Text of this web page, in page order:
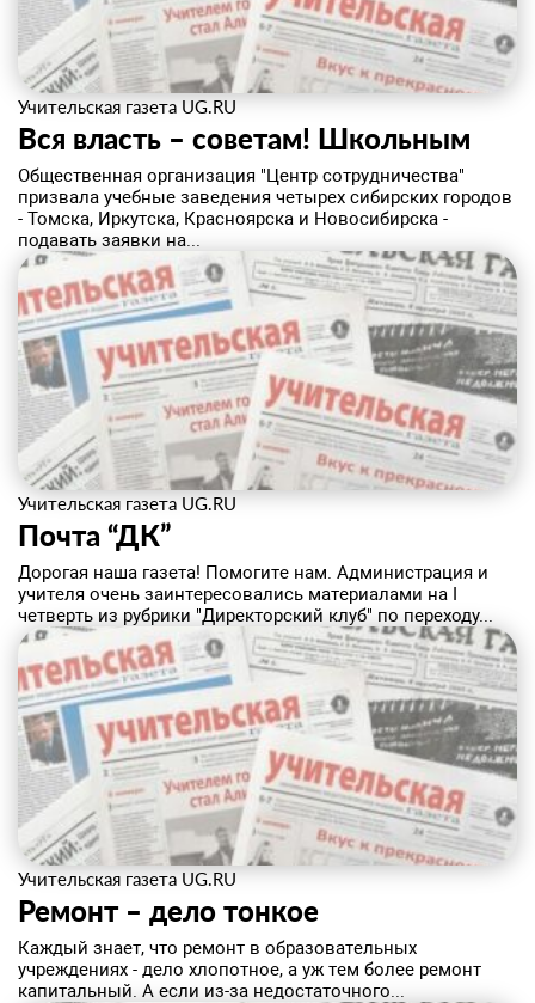
Учительская газета UG.RU
Вся власть – советам! Школьным
Общественная организация "Центр сотрудничества"
призвала учебные заведения четырех сибирских городов
- Томска, Иркутска, Красноярска и Новосибирска -
подавать заявки на...
Учительская газета UG.RU
Почта “ДК”
Дорогая наша газета! Помогите нам. Администрация и
учителя очень заинтересовались материалами на I
четверть из рубрики "Директорский клуб" по переходу...
Учительская газета UG.RU
Ремонт – дело тонкое
Каждый знает, что ремонт в образовательных
учреждениях - дело хлопотное, а уж тем более ремонт
капитальный. А если из-за недостаточного...